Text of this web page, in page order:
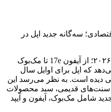
ورود نسل جدید محصولات اپل در ۲۰۲۶؛ از آیفون 17e تا مک‌بوک
که اپل برای اوایل سال
بزرگی دیده است. به نظر می‌رسد این
سنت‌های قدیمی، سبد محصولات
شامل مک‌بوک، آیفون و آیپد